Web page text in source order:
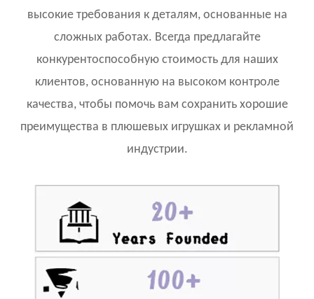
высокие требования к деталям, основанные на
сложных работах. Всегда предлагайте
конкурентоспособную стоимость для наших
клиентов, основанную на высоком контроле
качества, чтобы помочь вам сохранить хорошие
преимущества в плюшевых игрушках и рекламной
индустрии.